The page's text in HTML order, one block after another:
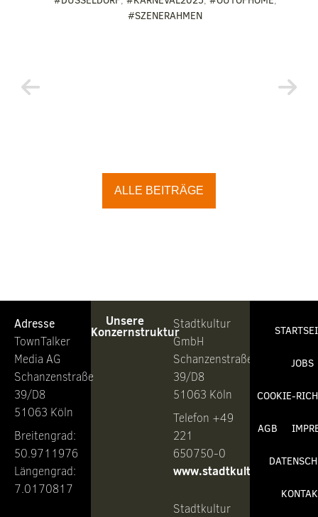
#SZENERAHMEN
ALLE BEITRÄGE
Adresse
TownTalker
Media AG
Schanzenstraße
39/D8
51063 Köln
Breitengrad:
50.9711976
Längengrad:
7.0170817
Unsere
Konzernstruktur
Stadtkultur
GmbH
Schanzenstraße
39/D8
51063 Köln
Telefon +49
221
650750-0
www.stadtkultur.de
Stadtkultur
JOBS
COOKIE-
AGB